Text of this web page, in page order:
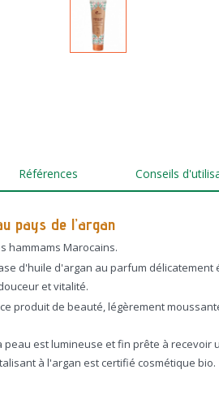
Références Conseils
pays de l’argan
hammams Marocains.
d'huile d'argan au parfum
et vitalité.
produit de beauté, légèrement
peau est lumineuse et fin prête à recevoir
à l'argan est certifié cosmétique bio.